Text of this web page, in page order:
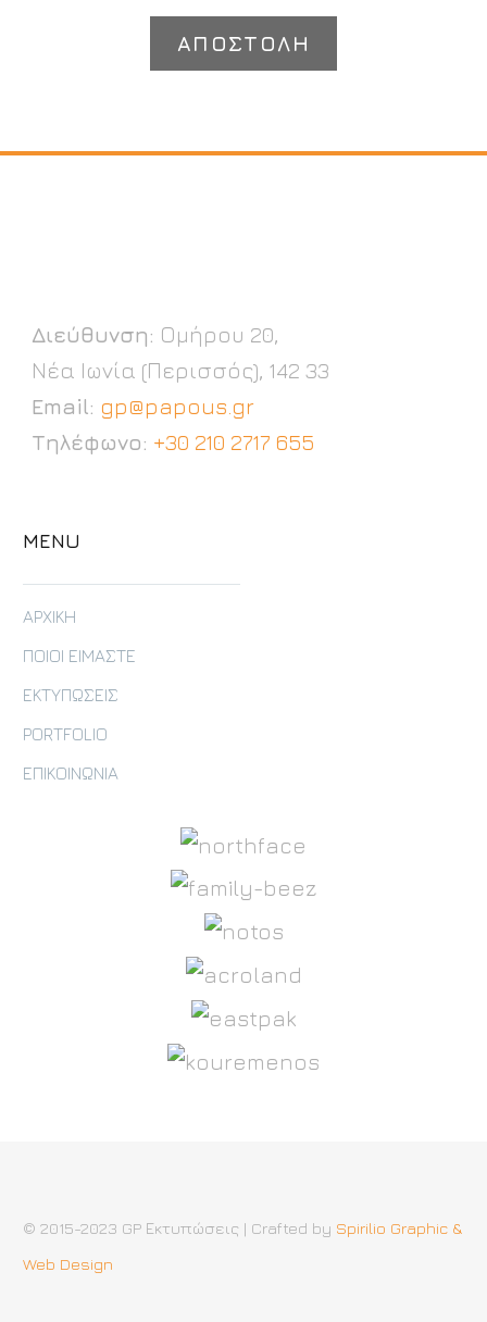
Διεύθυνση: Ομήρου 20,
Νέα Ιωνία (Περισσός), 142 33
Email: gp@papous.gr
Τηλέφωνο: +30 210 2717 655
MENU
ΑΡΧΙΚΗ
ΠΟΙΟΙ ΕΙΜΑΣΤΕ
ΕΚΤΥΠΩΣΕΙΣ
PORTFOLIO
ΕΠΙΚΟΙΝΩΝΙΑ
© 2015-2023 GP Εκτυπώσεις | Crafted by Spirilio Graphic &
Web Design